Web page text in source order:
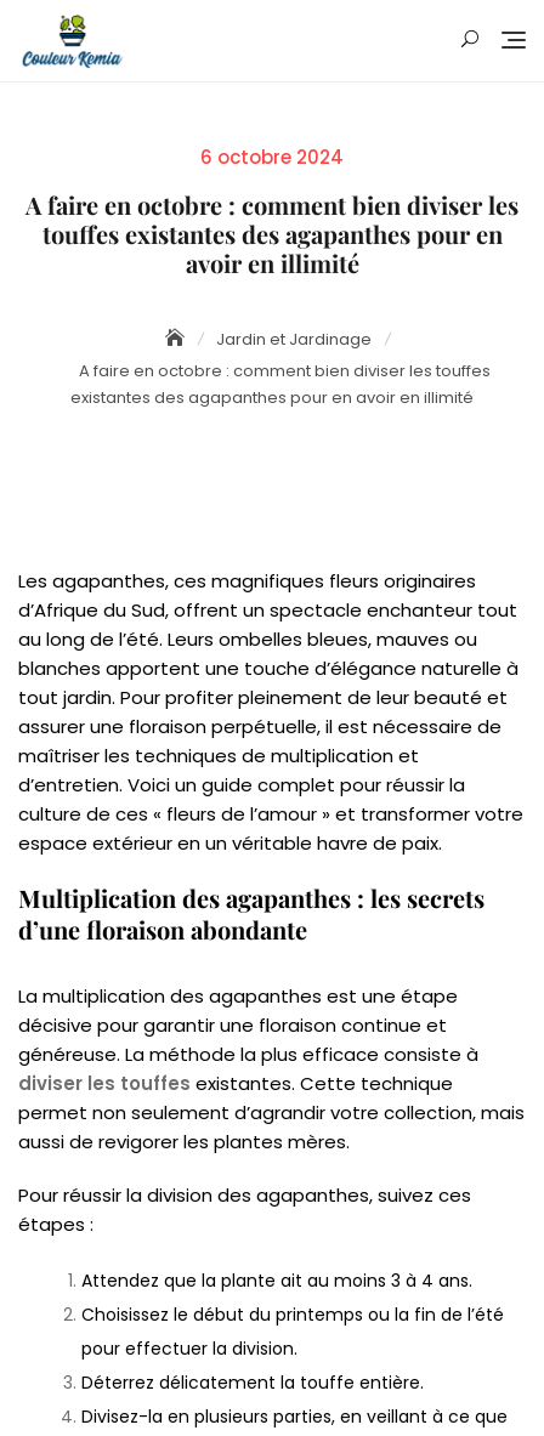
content
Posted
6 octobre 2024
A faire en octobre : comment bien diviser les
touffes existantes des agapanthes pour en
avoir en illimité
Jardin et Jardinage
A faire en octobre : comment bien diviser les touffes
existantes des agapanthes pour en avoir en illimité
Les agapanthes, ces magnifiques fleurs originaires
d’Afrique du Sud, offrent un spectacle enchanteur tout
au long de l’été. Leurs ombelles bleues, mauves ou
blanches apportent une touche d’élégance naturelle à
tout jardin. Pour profiter pleinement de leur beauté et
assurer une floraison perpétuelle, il est nécessaire de
maîtriser les techniques de multiplication et
d’entretien. Voici un guide complet pour réussir la
culture de ces « fleurs de l’amour » et transformer votre
espace extérieur en un véritable havre de paix.
Multiplication des agapanthes : les secrets
d’une floraison abondante
La multiplication des agapanthes est une étape
décisive pour garantir une floraison continue et
généreuse. La méthode la plus efficace consiste à
diviser les touffes existantes. Cette technique
permet non seulement d’agrandir votre collection, mais
aussi de revigorer les plantes mères.
Pour réussir la division des agapanthes, suivez ces
étapes :
Attendez que la plante ait au moins 3 à 4 ans.
Choisissez le début du printemps ou la fin de l’été
pour effectuer la division.
Déterrez délicatement la touffe entière.
Divisez-la en plusieurs parties, en veillant à ce que